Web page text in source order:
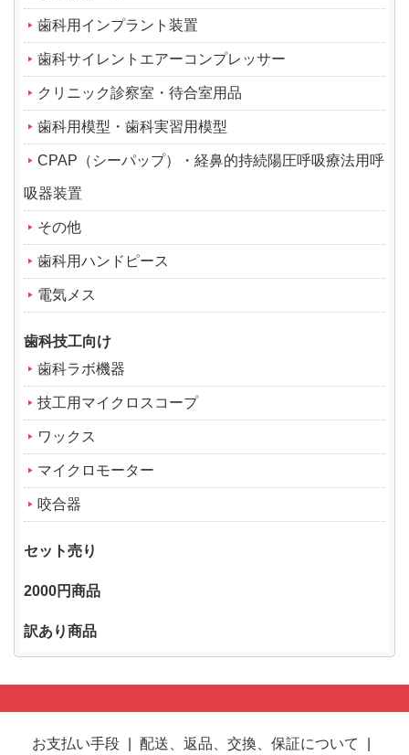
歯科用インプラント装置
歯科サイレントエアーコンプレッサー
クリニック診察室・待合室用品
歯科用模型・歯科実習用模型
CPAP（シーパップ）・経鼻的持続陽圧呼吸療法用呼
吸器装置
その他
歯科用ハンドピース
電気メス
歯科技工向け
歯科ラボ機器
技工用マイクロスコープ
ワックス
マイクロモーター
咬合器
セット売り
2000円商品
訳あり商品
お支払い手段 配送、返品、交換、保証について